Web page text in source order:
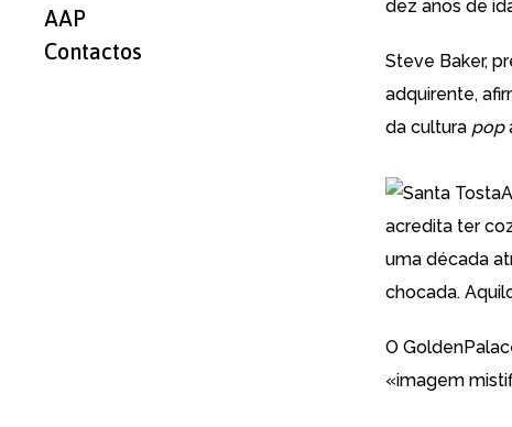
AAP
Contactos
dez anos de
Steve Baker,
adquirente,
da cultura pop
acredita ter
uma década
chocada.
O
«imagem